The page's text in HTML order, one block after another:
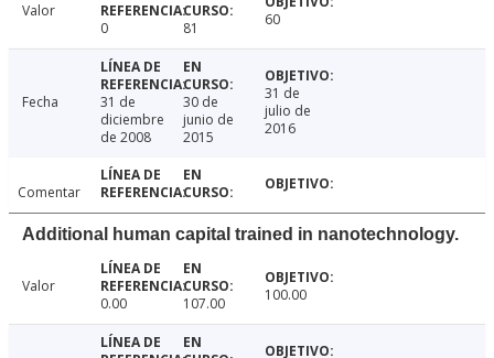
Valor
0
81 60
Fecha
31 de
diciembre
de 2008
30 de
junio de
2015
31 de
julio de
2016
Comentar
Additional human capital trained in nanotechnology.
Valor
0.00
107.00 100.00